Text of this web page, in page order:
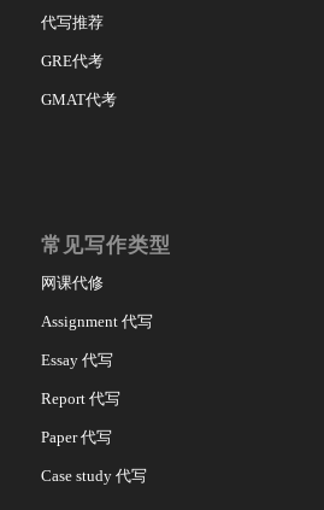
代写推荐
GRE代考
GMAT代考
常见写作类型
网课代修
Assignment 代写
Essay 代写
Report 代写
Paper 代写
Case study 代写